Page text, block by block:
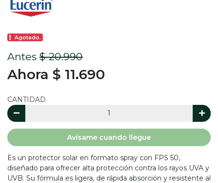
Agotado.
Antes $ 20.990
Ahora $ 11.690
CANTIDAD
Avísame cuando llegue
Es un protector solar en formato spray con FPS 50,
diseñado para ofrecer alta protección contra los rayos UVA y
UVB. Su fórmula es ligera, de rápida absorción y resistente al